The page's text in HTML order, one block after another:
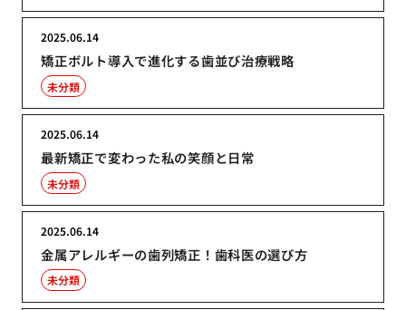
矯正ボルト導入で進化する歯並び治療戦略
2025.06.14
未分類
最新矯正で変わった私の笑顔と日常
2025.06.14
未分類
金属アレルギーの歯列矯正！歯科医の選び方
2025.06.14
未分類